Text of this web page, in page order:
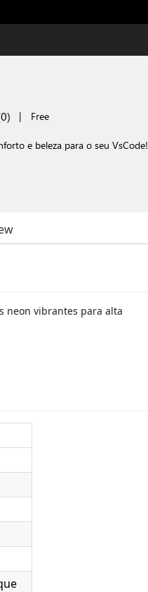
0) | Free
e beleza para o seu VsCode!
neon vibrantes para alta